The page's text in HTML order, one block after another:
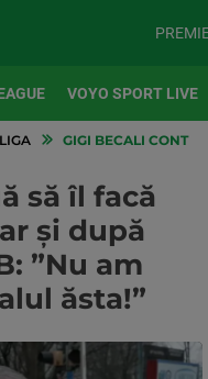
VOYO SPORT LIVE
GIGI BECALI
să îl facă
și după
”Nu am
ăsta!”